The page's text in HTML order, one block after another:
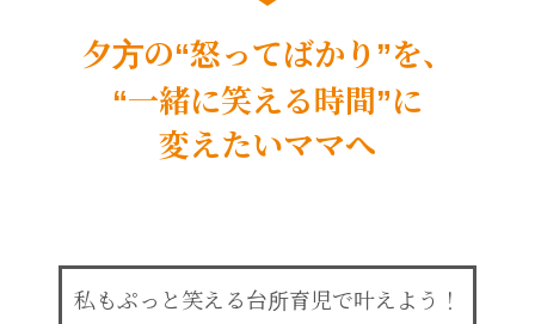
夕方の“怒ってばかり”を、
“一緒に笑える時間”に
変えたいママへ
私もぷっと笑える台所育児で叶えよう！